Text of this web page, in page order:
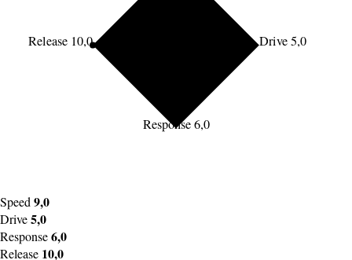
Drive 5,0
Response 6,0
Release 10,0
Speed 9,0
Drive5,0
Response6,0
Release 10,0